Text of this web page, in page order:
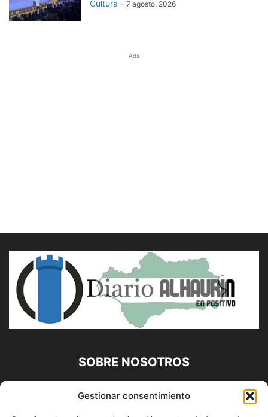
Gestionar consentimiento
Cultura - 7 agosto, 2026
Ads
SOBRE NOSOTROS
Diario Alhaurín (www.alhaurindelatorre.com) Propiedad de
Francisco E. López López | 639 95 71 95 | Noticias de